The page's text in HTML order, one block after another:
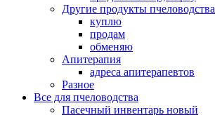
Другие продукты пчеловодства
куплю
продам
обменяю
Апитерапия
адреса апитерапевтов
Разное
Все для пчеловодства
Пасечный инвентарь новый